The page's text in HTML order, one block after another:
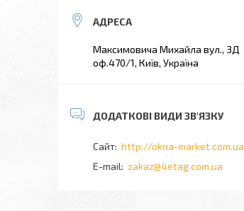
Максимовича Михайла вул., 3Д
оф.470/1, Київ, Україна
http://okna-market.com.ua
zakaz@4etag.com.ua